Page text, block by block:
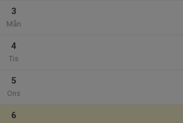
3
Mån
4
Tis
5
Ons
6